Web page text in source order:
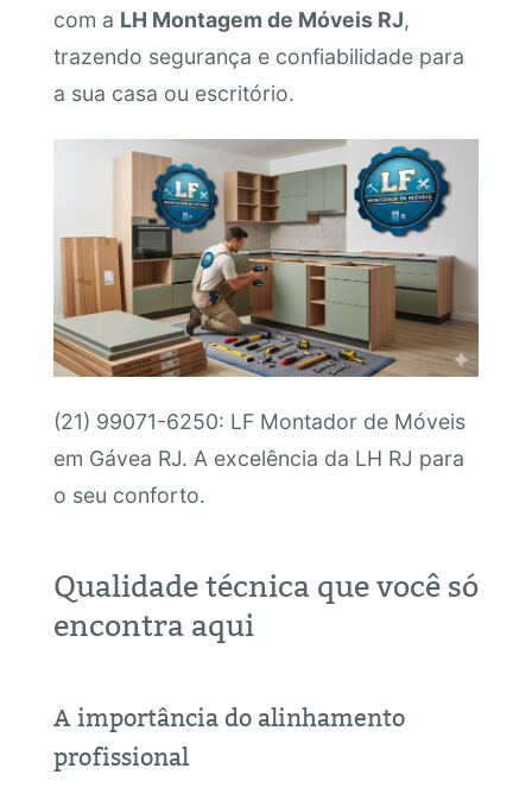
com a LH Montagem de Móveis RJ,
trazendo segurança e confiabilidade para
a sua casa ou escritório.
(21) 99071-6250: LF Montador de Móveis
em Gávea RJ. A excelência da LH RJ para
o seu conforto.
Qualidade técnica que você só
encontra aqui
A importância do alinhamento
profissional